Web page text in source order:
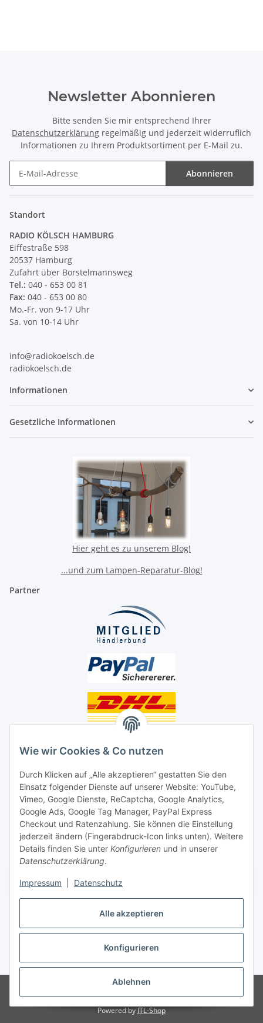
Alle akzeptieren
Konfigurieren
Ablehnen
Wie wir Cookies & Co nutzen
Durch Klicken auf „Alle akzeptieren“ gestatten Sie den
Einsatz folgender Dienste auf unserer Website: YouTube,
Vimeo, Google Dienste, ReCaptcha, Google Analytics,
Google Ads, Google Tag Manager, PayPal Express
Checkout und Ratenzahlung. Sie können die Einstellung
jederzeit ändern (Fingerabdruck-Icon links unten). Weitere
Details finden Sie unter Konfigurieren und in unserer
Datenschutzerklärung.
Impressum Datenschutz
Newsletter Abonnieren
Bitte senden Sie mir entsprechend Ihrer
Datenschutzerklärung regelmäßig und jederzeit widerruflich
Informationen zu Ihrem Produktsortiment per E-Mail zu.
Abonnieren
Standort
RADIO KÖLSCH HAMBURG
Eiffestraße 598
20537 Hamburg
Zufahrt über Borstelmannsweg
Tel.: 040 - 653 00 81
Fax: 040 - 653 00 80
Mo.-Fr. von 9-17 Uhr
Sa. von 10-14 Uhr
info@radiokoelsch.de
radiokoelsch.de
Informationen
Gesetzliche Informationen
Hier geht es zu unserem Blog!
...und zum Lampen-Reparatur-Blog!
Partner
Social Media
Unsere Dienstleistungen
Lampenreparatur
Lichtservice für Senioren
Vertrag widerrufen
* Alle Preise inkl. gesetzlicher USt., ** siehe Lieferbedingungen, zzgl.
Versand
Endkunden und Wiederverkäufer
Powered byJTL-Shop